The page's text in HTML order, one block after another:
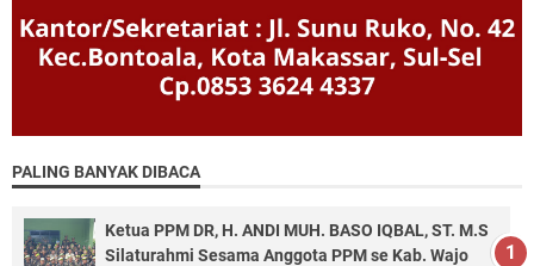
PALING BANYAK DIBACA
Ketua PPM DR, H. ANDI MUH. BASO IQBAL, ST. M.S
Silaturahmi Sesama Anggota PPM se Kab. Wajo